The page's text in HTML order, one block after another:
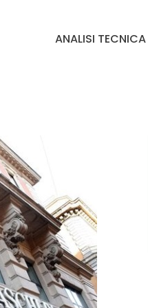
ANALISI TECNICA